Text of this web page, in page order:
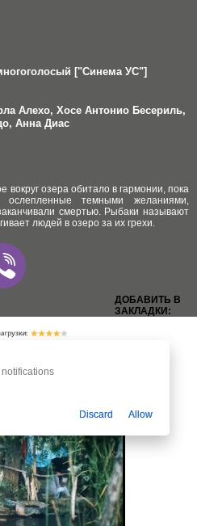
["Синема УС"]
Алехо, Хосе Антонио Бесериль,
Анна Диас
вокруг озера обитало в гармонии, пока
темными желаниями,
смертью. Рыбаки называют
людей в озеро за их грехи.
ДОБАВИТЬ В
ЗАКЛАДКИ:
Discard Allow